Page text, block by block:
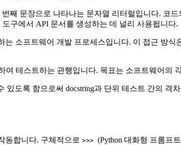
째 문장으로 나타나는 문자열 리터럴입니다. 코
구에서 API 문서를 생성하는 데 널리 사용됩니다.
는 소프트웨어 개발 프로세스입니다. 이 접근 방식
테스트하는 관행입니다. 목표는 소프트웨어의
있도록 함으로써 docstring과 단위 테스트 간의
동합니다. 구체적으로 >>> (Python 대화형 프롬프